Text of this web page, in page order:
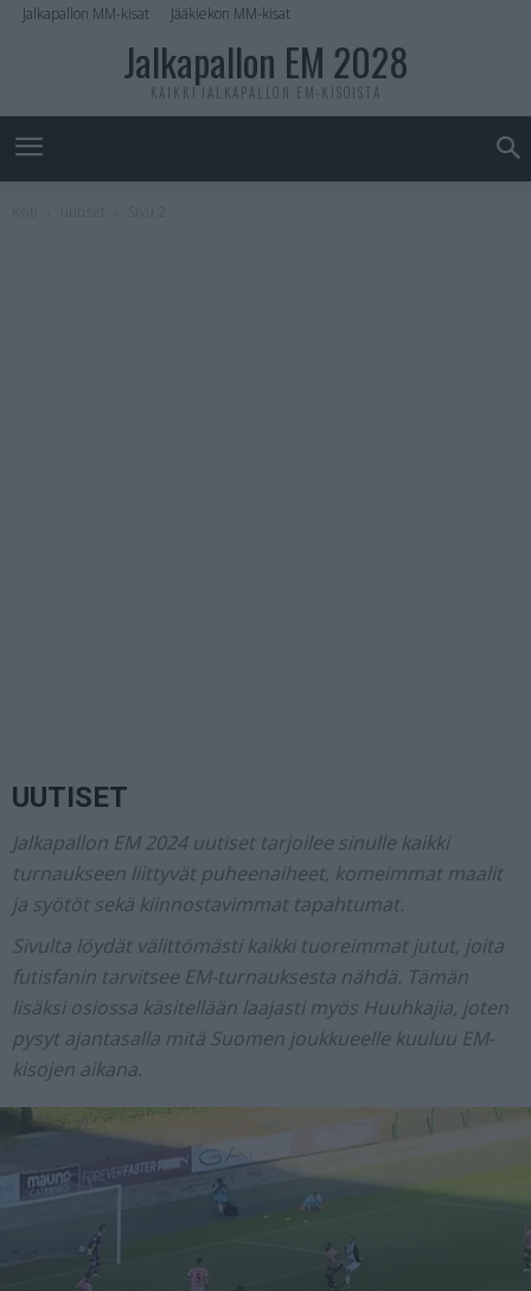
Jalkapallon MM-kisat Jääkiekon MM-kisat
Jalkapallon EM 2028
KAIKKI JALKAPALLON EM-KISOISTA
UUTISET
Jalkapallon EM 2024 uutiset tarjoilee sinulle kaikki
turnaukseen liittyvät puheenaiheet, komeimmat maalit
ja syötöt sekä kiinnostavimmat tapahtumat.
Sivulta löydät välittömästi kaikki tuoreimmat jutut, joita
futisfanin tarvitsee EM-turnauksesta nähdä. Tämän
lisäksi osiossa käsitellään laajasti myös Huuhkajia, joten
pysyt ajantasalla mitä Suomen joukkueelle kuuluu EM-
kisojen aikana.